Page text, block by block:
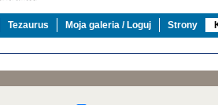
Tezaurus Moja galeria / Loguj Strony